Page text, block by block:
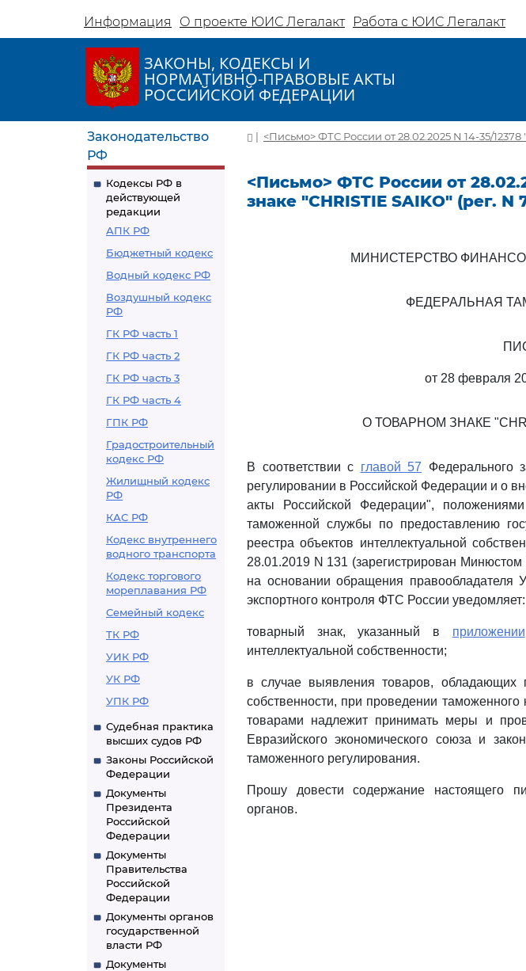
Информация О проекте ЮИС Легалакт Работа с ЮИС Легалакт
ЗАКОНЫ, КОДЕКСЫ И
НОРМАТИВНО-ПРАВОВЫЕ АКТЫ
РОССИЙСКОЙ ФЕДЕРАЦИИ
Законодательство
РФ
Кодексы РФ в
действующей
редакции
АПК РФ
Бюджетный кодекс
Водный кодекс РФ
Воздушный кодекс
РФ
ГК РФ часть 1
ГК РФ часть 2
ГК РФ часть 3
ГК РФ часть 4
ГПК РФ
Градостроительный
кодекс РФ
Жилищный кодекс
РФ
КАС РФ
Кодекс внутреннего
водного транспорта
Кодекс торгового
мореплавания РФ
Семейный кодекс
ТК РФ
УИК РФ
УК РФ
УПК РФ
Судебная практика
высших судов РФ
Законы Российской
Федерации
Документы
Президента
Российской
Федерации
Документы
Правительства
Российской
Федерации
Документы органов
государственной
власти РФ
Документы
| <Письмо> ФТС России от 28.02.2025 N 14-35/
<Письмо> ФТС России от
знаке "CHRISTIE SAIKO" (рег. N
МИНИСТЕРСТВО
ФЕДЕРАЛЬНАЯ
от 28 февраля
О ТОВАРНОМ ЗНАКЕ
В соответствии с главой 57 Федерального
регулировании в Российской Федерации и о
акты Российской Федерации",
таможенной службы по предоставлению
реестра объектов интеллектуальной
28.01.2019 N 131 (зарегистрирован
на основании обращения правообладателя
экспортного контроля ФТС России уведомляет:
товарный знак, указанный в приложении
интеллектуальной собственности;
в случае выявления товаров, обладающих
собственности, при проведении
товарами надлежит принимать меры и
Евразийского экономического союза и
таможенного регулирования.
Прошу довести содержание настоящего
органов.